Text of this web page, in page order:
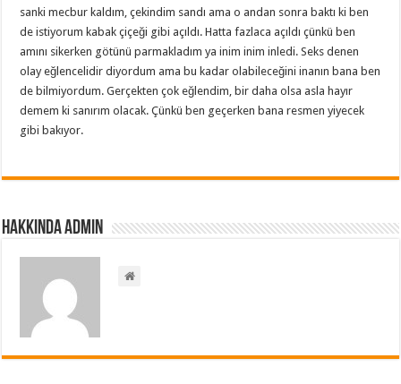
sanki mecbur kaldım, çekindim sandı ama o andan sonra baktı ki ben
de istiyorum kabak çiçeği gibi açıldı. Hatta fazlaca açıldı çünkü ben
amını sikerken götünü parmakladım ya inim inim inledi. Seks denen
olay eğlencelidir diyordum ama bu kadar olabileceğini inanın bana ben
de bilmiyordum. Gerçekten çok eğlendim, bir daha olsa asla hayır
demem ki sanırım olacak. Çünkü ben geçerken bana resmen yiyecek
gibi bakıyor.
Hakkında admin